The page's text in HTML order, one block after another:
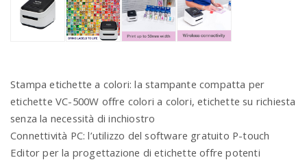
Stampa etichette a colori: la stampante compatta per
etichette VC-500W offre colori a colori, etichette su richiesta
senza la necessità di inchiostro
Connettività PC: l’utilizzo del software gratuito P-touch
Editor per la progettazione di etichette offre potenti